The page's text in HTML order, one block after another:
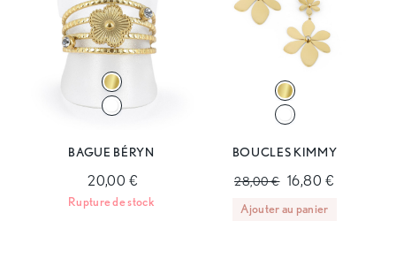
BAGUE BÉRYN
20,00 €
Rupture de stock
BOUCLES KIMMY
28,00 € 16,80 €
Ajouter au panier